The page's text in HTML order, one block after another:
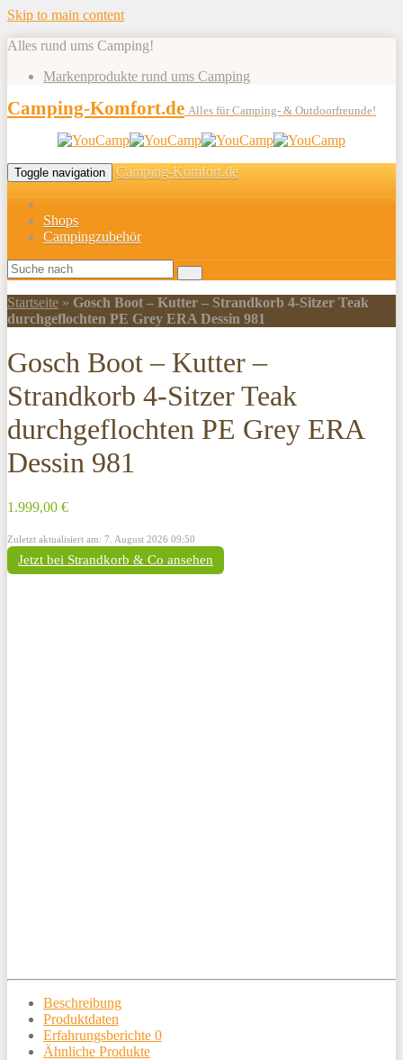
Skip to main content
Alles rund ums Camping!
Markenprodukte rund ums Camping
Camping-Komfort.de Alles für Camping- & Outdoorfreunde!
Toggle navigation Camping-Komfort.de
Shops
Campingzubehör
Startseite » Gosch Boot – Kutter – Strandkorb 4-Sitzer Teak
durchgeflochten PE Grey ERA Dessin 981
Gosch Boot – Kutter –
Strandkorb 4-Sitzer Teak
durchgeflochten PE Grey ERA
Dessin 981
1.999,00 €
Zuletzt aktualisiert am: 7. August 2026 09:50
Jetzt bei Strandkorb & Co ansehen
Beschreibung
Produktdaten
Erfahrungsberichte 0
Ähnliche Produkte